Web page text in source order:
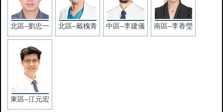
北區‒劉忠一 北區‒戴槐青 中區–李建儀 南區–李香瑩
東區–江元宏